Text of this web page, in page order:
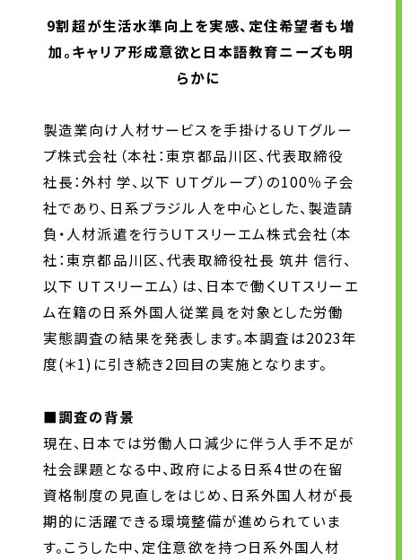
コンプライアンス体制
トップメッセージ
企業理念
会社概要・沿革
拠点一覧
電子公告
労働者派遣事業の状況について
有料職業紹介に関する事項
ニュース
サイトのご利用にあたって
個人情報保護方針
お問い合わせ
9割超が生活水準向上を実感、定住希望者も増
加。キャリア形成意欲と日本語教育ニーズも明
らかに
製造業向け人材サービスを手掛けるＵＴグルー
プ株式会社（本社：東京都品川区、代表取締役
社長：外村 学、以下 ＵＴグループ）の100％子会
社であり、日系ブラジル人を中心とした、製造請
負・人材派遣を行うＵＴスリーエム株式会社（本
社：東京都品川区、代表取締役社長 筑井 信行、
以下 ＵＴスリーエム）は、日本で働くＵＴスリーエ
ム在籍の日系外国人従業員を対象とした労働
実態調査の結果を発表します。本調査は2023年
度(＊1) に引き続き2回目の実施となります。
■調査の背景
現在、日本では労働人口減少に伴う人手不足が
社会課題となる中、政府による日系4世の在留
資格制度の見直しをはじめ、日系外国人材が長
期的に活躍できる環境整備が進められていま
す。こうした中、定住意欲を持つ日系外国人材